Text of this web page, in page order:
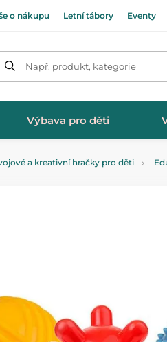
o nákupu Letní tábory Eventy
Např. produkt, kategorie
Výbava pro děti
a kreativní hračky pro děti